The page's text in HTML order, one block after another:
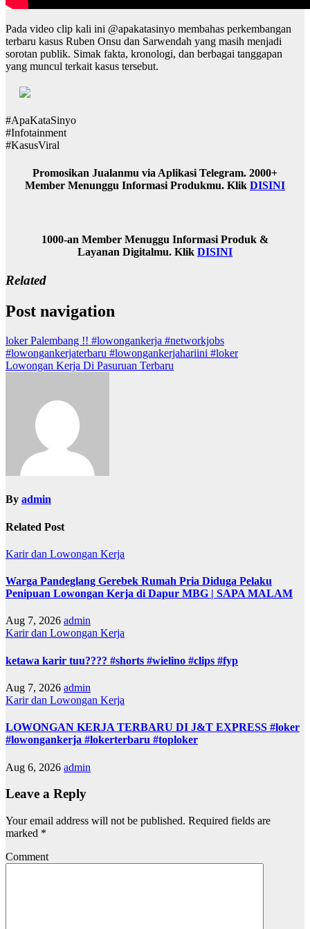
Pada video clip kali ini @apakatasinyo membahas perkembangan
terbaru kasus Ruben Onsu dan Sarwendah yang masih menjadi
sorotan publik. Simak fakta, kronologi, dan berbagai tanggapan
yang muncul terkait kasus tersebut.
#ApaKataSinyo
#Infotainment
#KasusViral
Promosikan Jualanmu via Aplikasi Telegram. 2000+
Member Menunggu Informasi Produkmu. Klik DISINI
1000-an Member Menuggu Informasi Produk &
Layanan Digitalmu. Klik DISINI
Related
Post navigation
loker Palembang !! #lowongankerja #networkjobs
#lowongankerjaterbaru #lowongankerjahariini #loker
Lowongan Kerja Di Pasuruan Terbaru
By admin
Related Post
Karir dan Lowongan Kerja
Warga Pandeglang Gerebek Rumah Pria Diduga Pelaku
Penipuan Lowongan Kerja di Dapur MBG | SAPA MALAM
Aug 7, 2026 admin
Karir dan Lowongan Kerja
ketawa karir tuu???? #shorts #wielino #clips #fyp
Aug 7, 2026 admin
Karir dan Lowongan Kerja
LOWONGAN KERJA TERBARU DI J&T EXPRESS #loker
#lowongankerja #lokerterbaru #toploker
Aug 6, 2026 admin
Leave a Reply
Your email address will not be published. Required fields are
marked *
Comment